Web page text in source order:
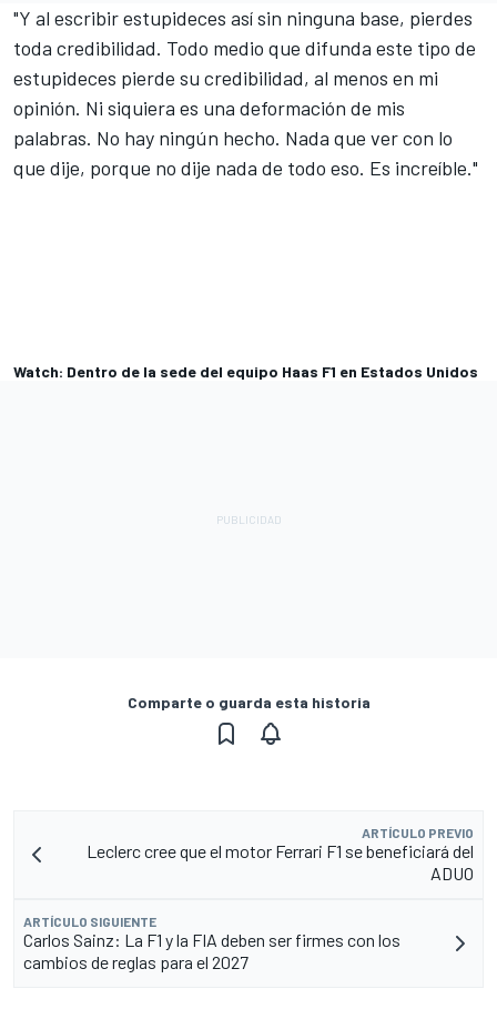
"Y al escribir estupideces así sin ninguna base, pierdes
toda credibilidad. Todo medio que difunda este tipo de
estupideces pierde su credibilidad, al menos en mi
opinión. Ni siquiera es una deformación de mis
palabras. No hay ningún hecho. Nada que ver con lo
que dije, porque no dije nada de todo eso. Es increíble."
Watch: Dentro de la sede del equipo Haas F1 en Estados Unidos
Comparte o guarda esta historia
ARTÍCULO PREVIO
Leclerc cree que el motor Ferrari F1 se beneficiará del
ADUO
ARTÍCULO SIGUIENTE
Carlos Sainz: La F1 y la FIA deben ser firmes con los
cambios de reglas para el 2027